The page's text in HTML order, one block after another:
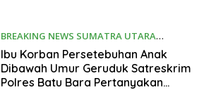
BREAKING NEWS SUMATRA UTARA
Desember 10, 2025
Ibu Korban Persetebuhan Anak
Dibawah Umur Geruduk Satreskrim
Polres Batu Bara Pertanyakan